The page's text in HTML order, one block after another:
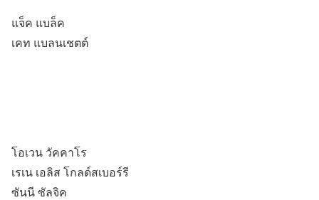
แจ็ค แบล็ค
เคท แบลนเชตต์
โอเวน วัคคาโร
เรเน เอลิส โกลด์สเบอร์รี
ซันนี ซัลจิค